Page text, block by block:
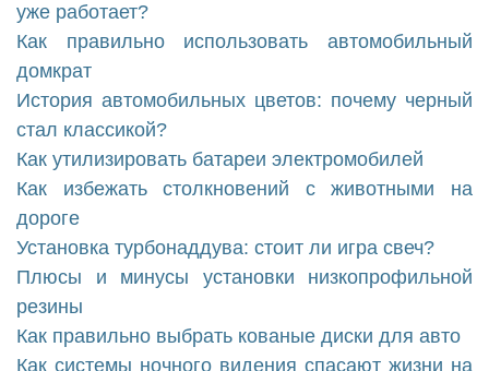
уже работает?
Как правильно использовать автомобильный
домкрат
История автомобильных цветов: почему черный
стал классикой?
Как утилизировать батареи электромобилей
Как избежать столкновений с животными на
дороге
Установка турбонаддува: стоит ли игра свеч?
Плюсы и минусы установки низкопрофильной
резины
Как правильно выбрать кованые диски для авто
Как системы ночного видения спасают жизни на